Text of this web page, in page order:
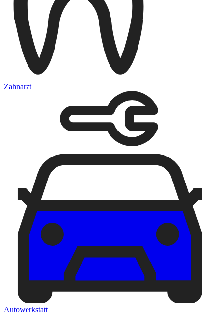
Zahnarzt
Autowerkstatt